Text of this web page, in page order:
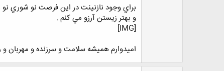
براي وجود نازنينت در اين فرصت نو شوري
و بهتر زيستن آرزو مي كنم .
[IMG]
اميدوارم هميشه سلامت و سرزنده و مهربان